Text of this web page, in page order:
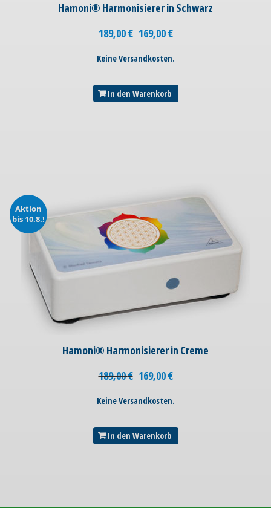
Hamoni® Harmonisierer in Schwarz
189,00€ 169,00€
Keine Versandkosten.
In den Warenkorb
Aktion
bis 10.8.!
Hamoni® Harmonisierer in Creme
189,00€ 169,00€
Keine Versandkosten.
In den Warenkorb